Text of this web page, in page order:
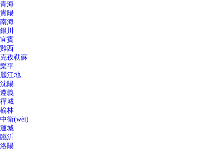
青海
貴陽
南海
銀川
宜賓
雞西
克孜勒蘇
樂平
麗江地
沈陽
遵義
禪城
榆林
中衛(wèi)
運城
臨沂
洛陽